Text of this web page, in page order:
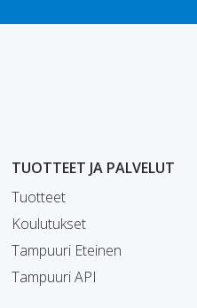
TUOTTEET JA PALVELUT
Tuotteet
Koulutukset
Tampuuri Eteinen
Tampuuri API